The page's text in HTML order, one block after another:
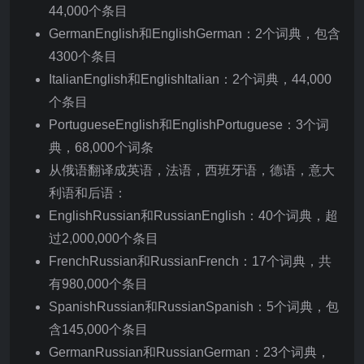
44,000个条目
GermanEnglish和EnglishGerman：2个词典，包含
4300个条目
ItalianEnglish和EnglishItalian：2个词典，44,000
个条目
PortugueseEnglish和EnglishPortuguese：3个词
典，68,000个词条
从俄语翻译成英语，法语，西班牙语，德语，意大
利语和后语：
EnglishRussian和RussianEnglish：40个词典，超
过2,000,000个条目
FrenchRussian和RussianFrench：17个词典，共
有980,000个条目
SpanishRussian和RussianSpanish：5个词典，包
含145,000个条目
GermanRussian和RussianGerman：23个词典，